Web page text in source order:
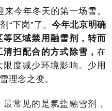
今年冬天的第一场雪。
“下岗”了。今年北京明确
区域禁用融雪剂，转而
扫配合的方式除雪，在
度减少环境影响。少用
理念之变。
常见的是氯盐融雪剂，